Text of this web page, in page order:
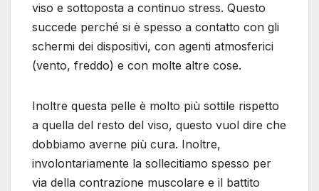
viso e sottoposta a continuo stress. Questo
succede perché si è spesso a contatto con gli
schermi dei dispositivi, con agenti atmosferici
(vento, freddo) e con molte altre cose.
Inoltre questa pelle è molto più sottile rispetto
a quella del resto del viso, questo vuol dire che
dobbiamo averne più cura. Inoltre,
involontariamente la sollecitiamo spesso per
via della contrazione muscolare e il battito